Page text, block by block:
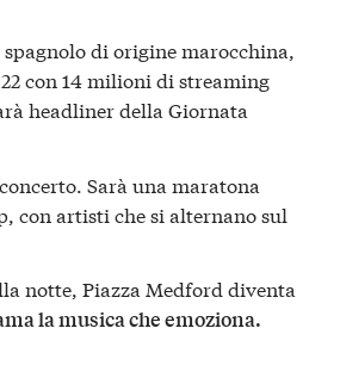
di origine marocchina,
con 14 milioni di streaming
headliner della Giornata
Sarà una maratona
con artisti che si alternano sul
notte, Piazza Medford diventa
la musica che emoziona.